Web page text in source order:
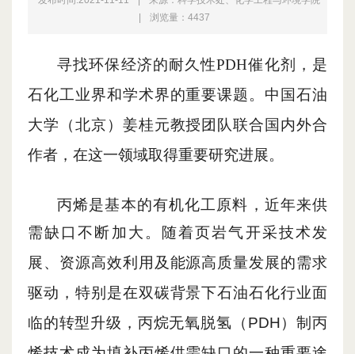
浏览量： 4437
寻找环保经济的耐久性PDH催化剂， 是
石化工业界和学术界的重要课题。 中国石油
大学（北京）姜桂元教授团队联合国内外合
作者， 在这一领域取得重要研究进展。
丙烯是基本的有机化工原料，近年来供
需缺口不断加大。随着页岩气开采技术发
展、资源高效利用及能源高质量发展的需求
驱动，特别是在双碳背景下石油石化行业面
临的转型升级，丙烷无氧脱氢（PDH）制丙